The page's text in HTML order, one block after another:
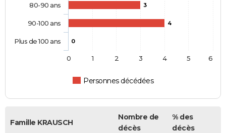
3
4
0
Personnes décédées
80-90 ans
90-100 ans
Plus de 100 ans
0 1 2 3 4 5 6
Famille KRAUSCH
Nombre de
décès
% des
décès